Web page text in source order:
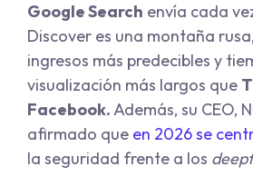
Google Search envía cada
Discover es una montaña rusa,
ingresos más predecibles y
visualización más largos que
Facebook.Además, su CEO,
afirmado que en 2026 se
la seguridad frente a los